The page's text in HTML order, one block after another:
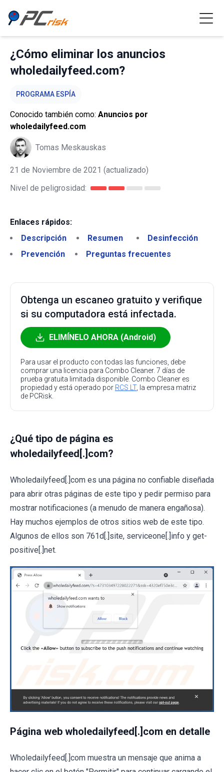
¿Cómo eliminar los anuncios
wholedailyfeed.com?
PROGRAMA ESPÍA
Conocido también como: Anuncios por
wholedailyfeed.com
Tomas Meskauskas
21 de Noviembre de 2021 (actualizado)
Nivel de peligrosidad:
Enlaces rápidos:
Descripción
Resumen
Desinfección
Prevención
Preguntas frecuentes
Obtenga un escaneo gratuito y verifique
si su computadora está infectada.
ELIMÍNELO AHORA (Android)
Para usar el producto con todas las funciones, debe
comprar una licencia para Combo Cleaner. 7 días de
prueba gratuita limitada disponible. Combo Cleaner es
propiedad y está operado por RCS LT, la empresa matriz
de PCRisk.
¿Qué tipo de página es
wholedailyfeed[.]com?
Wholedailyfeed[.]com es una página no confiable diseñada
para abrir otras páginas de este tipo y pedir permiso para
mostrar notificaciones (a menudo de manera engañosa).
Hay muchos ejemplos de otros sitios web de este tipo.
Algunos de ellos son 761d[.]site, serviceone[.]info y get-
positive[.]net.
Página web wholedailyfeed[.]com en detalle
Wholedailyfeed[.]com muestra un mensaje que anima a